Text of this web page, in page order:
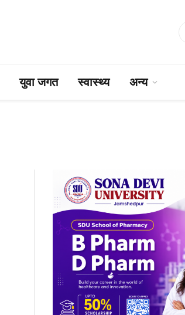
युवा जगत स्वास्थ्य अन्य